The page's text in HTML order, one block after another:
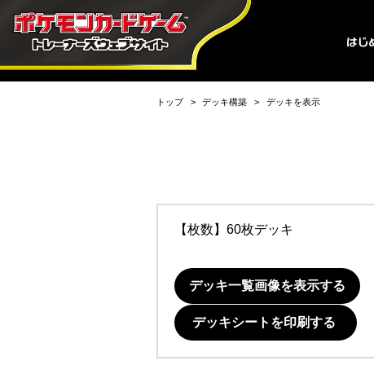
トップ デッキ構築 デッキを表示
【枚数】60枚デッキ
デッキ一覧画像を表示する
デッキシートを印刷する